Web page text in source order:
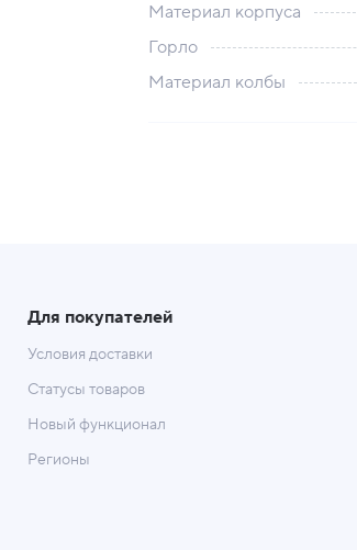
Материал корпуса
Горло
Материал колбы
Для покупателей
Условия доставки
Статусы товаров
Новый функционал
Регионы